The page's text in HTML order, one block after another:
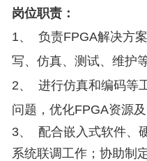
岗位职责：
1、 负责FPGA解决方
写、仿真、测试、维护
2、 进行仿真和编码等
问题，优化FPGA资源
3、 配合嵌入式软件、
系统联调工作；协助制